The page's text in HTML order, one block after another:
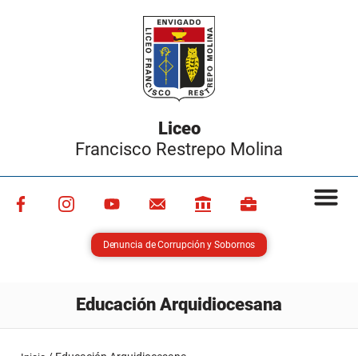
Liceo
Francisco Restrepo Molina
Denuncia de Corrupción y Sobornos
Educación Arquidiocesana